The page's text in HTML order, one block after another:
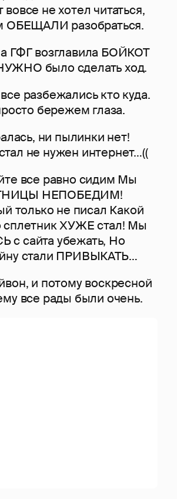
не хотел читаться,
ОБЕЩАЛИ разобраться.
ГФГ возглавила БОЙКОТ
было сделать ход.
разбежались кто куда.
бережем глаза.
ни пылинки нет!
не нужен интернет…((
все равно сидим Мы
НЕПОБЕДИМ!
не писал Какой
сплетник ХУЖЕ стал! Мы
с сайта убежать, Но
стали ПРИВЫКАТЬ…
и потому воскресной
все рады были очень.